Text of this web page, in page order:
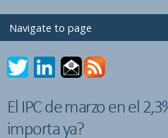
El IPC de marzo en el
importa ya?